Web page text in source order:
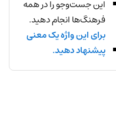
این جست‌وجو را در همه
فرهنگ‌ها انجام دهید.
برای این واژه یک معنی
پیشنهاد دهید.